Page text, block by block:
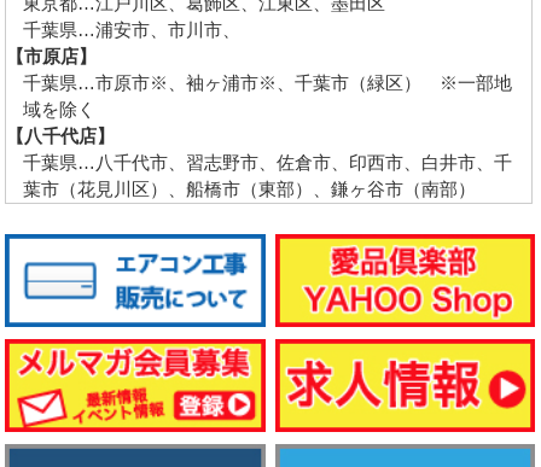
千葉県…浦安市、市川市、
【市原店】
千葉県…市原市※、袖ヶ浦市※、千葉市（緑区） ※一部地
域を除く
【八千代店】
千葉県…八千代市、習志野市、佐倉市、印西市、白井市、千
葉市（花見川区）、船橋市（東部）、鎌ヶ谷市（南部）